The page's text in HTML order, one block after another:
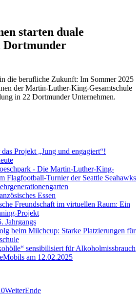
starten duale
Dortmunder
die berufliche Zukunft: Im Sommer 2025
der Martin-Luther-King-Gesamtschule
in 22 Dortmunder Unternehmen.
Projekt „Jung und engagiert“!
- Die Martin-Luther-King-
Flagfootball-Turnier der Seattle Seahawks
Essen
Freundschaft im virtuellen Raum: Ein
Projekt
Jahrgangs
beim Milchcup: Starke Platzierungen für
sensibilisiert für Alkoholmissbrauch
am 12.02.2025
WeiterEnde